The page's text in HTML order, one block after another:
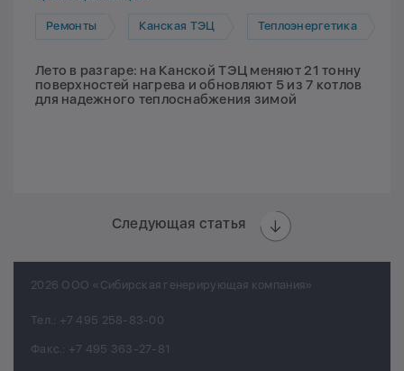
Ремонты Канская ТЭЦ Теплоэнергетика
Лето в разгаре: на Канской ТЭЦ меняют 21 тонну
поверхностей нагрева и обновляют 5 из 7 котлов
для надежного теплоснабжения зимой
Следующая статья
2026 ООО «Сибирская генерирующая компания»
Тел.: +7 495 258-83-00
Факс.: +7 495 363-27-81